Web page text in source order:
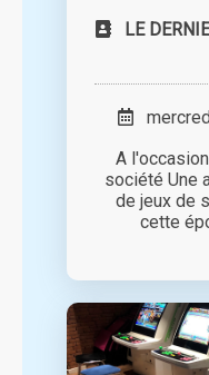
LE
mercredi
A
société Une
de jeux de
cette